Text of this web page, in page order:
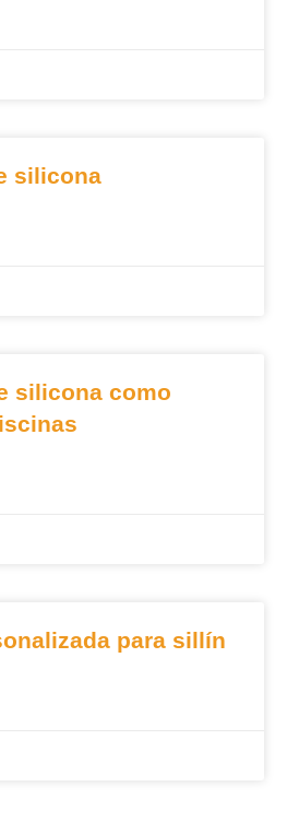
silicona
silicona como
para sillín